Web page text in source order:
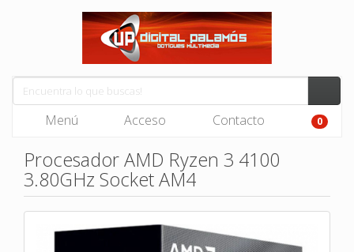
Menú Acceso Contacto 0
Procesador AMD Ryzen 3 4100
3.80GHz Socket AM4